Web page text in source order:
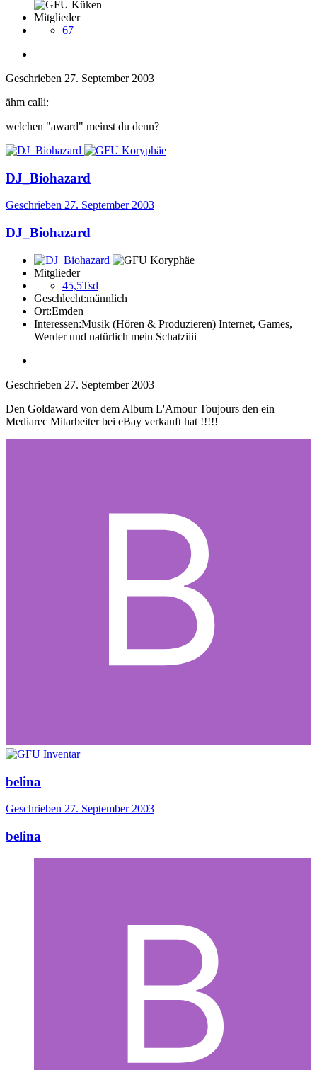
Mitglieder
67
Geschrieben 27. September 2003
ähm calli:
welchen "award" meinst du denn?
DJ_Biohazard
Geschrieben 27. September 2003
DJ_Biohazard
Mitglieder
45,5Tsd
Geschlecht:männlich
Ort:Emden
Interessen:Musik (Hören & Produzieren) Internet, Games,
Werder und natürlich mein Schatziiii
Geschrieben 27. September 2003
Den Goldaward von dem Album L'Amour Toujours den ein
Mediarec Mitarbeiter bei eBay verkauft hat !!!!!
belina
Geschrieben 27. September 2003
belina